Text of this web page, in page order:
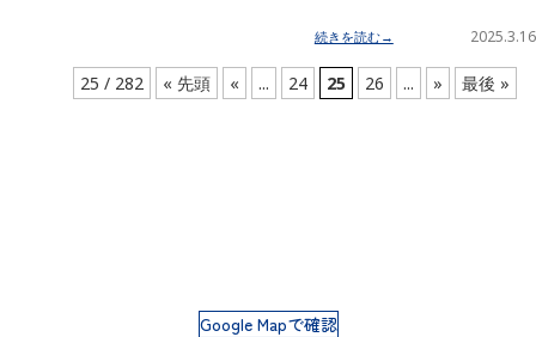
続きを読む→ 2025.3.16
25 / 282 « 先頭 « ... 24 25 26 ... » 最後 »
Google Mapで確認